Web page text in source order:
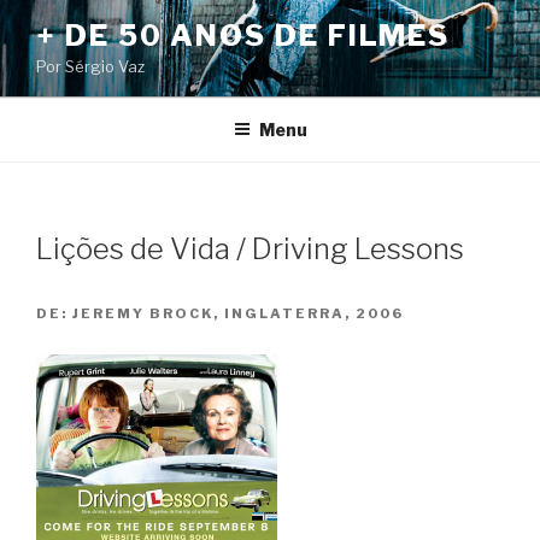
Pular
para
o
conteúdo
+ DE 50 ANOS DE FILMES
Por Sérgio Vaz
Menu
Lições de Vida / Driving Lessons
DE: JEREMY BROCK, INGLATERRA, 2006